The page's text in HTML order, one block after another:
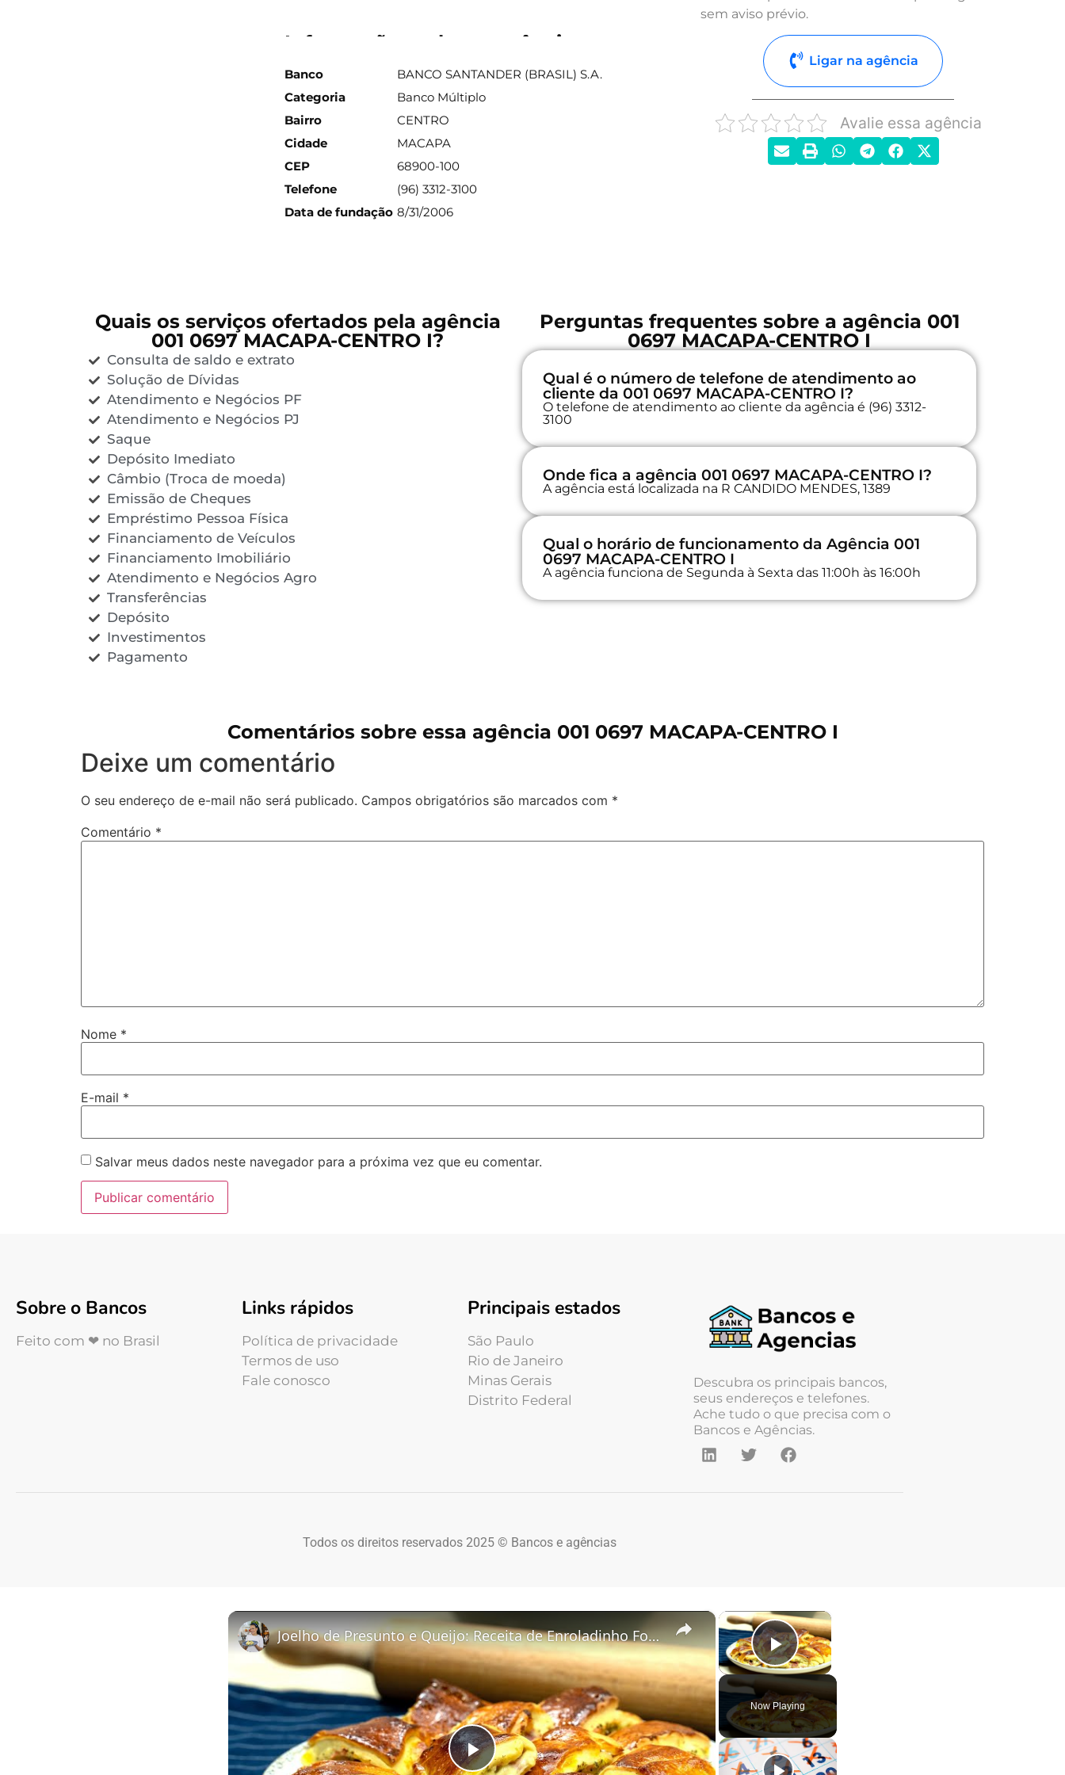
Informações sobre a agência
Banco
BANCO SANTANDER (BRASIL) S.A.
Categoria
Banco Múltiplo
Bairro
CENTRO
Cidade
MACAPA
CEP
68900-100
Telefone
(96) 3312-3100
Data de fundação 8/31/2006
sem aviso prévio.
Ligar na agência
Avalie essa agência
Quais os serviços ofertados pela agência
001 0697 MACAPA-CENTRO I?
Consulta de saldo e extrato
Solução de Dívidas
Atendimento e Negócios PF
Atendimento e Negócios PJ
Saque
Depósito Imediato
Câmbio (Troca de moeda)
Emissão de Cheques
Empréstimo Pessoa Física
Financiamento de Veículos
Financiamento Imobiliário
Atendimento e Negócios Agro
Transferências
Depósito
Investimentos
Pagamento
Perguntas frequentes sobre a agência 001
0697 MACAPA-CENTRO I
Qual é o número de telefone de atendimento ao
cliente da 001 0697 MACAPA-CENTRO I?
O telefone de atendimento ao cliente da agência é (96) 3312-
3100
Onde fica a agência 001 0697 MACAPA-CENTRO I?
A agência está localizada na R CANDIDO MENDES, 1389
Qual o horário de funcionamento da Agência 001
0697 MACAPA-CENTRO I
A agência funciona de Segunda à Sexta das 11:00h às 16:00h
Comentários sobre essa agência 001 0697 MACAPA-CENTRO I
Deixe um comentário
O seu endereço de e-mail não será publicado. Campos obrigatórios são marcados com *
Comentário *
Nome *
E-mail *
Salvar meus dados neste navegador para a próxima vez que eu comentar.
Sobre o Bancos
Feito com ❤ no Brasil
Links rápidos
Política de privacidade
Termos de uso
Fale conosco
Principais estados
São Paulo
Rio de Janeiro
Minas Gerais
Distrito Federal
Descubra os principais bancos,
seus endereços e telefones.
Ache tudo o que precisa com o
Bancos e Agências.
Todos os direitos reservados 2025 © Bancos e agências
×
Play Video
Now Playing
×
Joelho de Presunto e Queijo: Receita de Enroladinho Fofinho